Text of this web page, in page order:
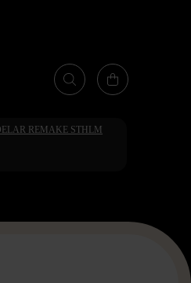
REMAKE STHLM